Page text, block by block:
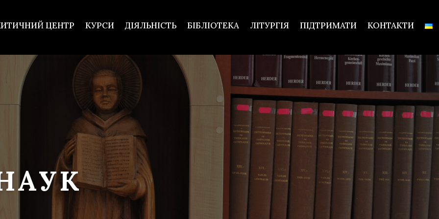
ЦЕНТР КУРСИ ДІЯЛЬНІСТЬ БІБЛІОТЕКА ЛІТУРГІЯ ПІДТРИМАТИ КОНТАКТИ